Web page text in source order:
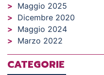
Maggio 2025
Dicembre 2020
Maggio 2024
Marzo 2022
CATEGORIE